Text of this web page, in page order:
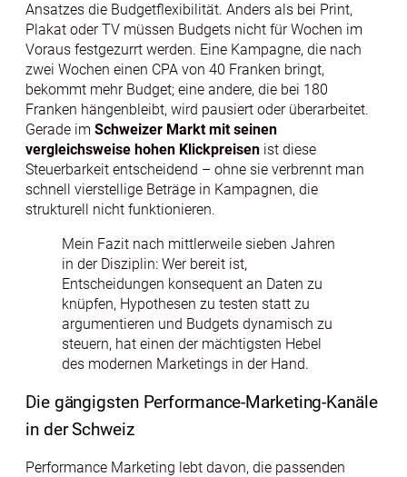
Ansatzes die Budgetflexibilität. Anders als bei Print,
Plakat oder TV müssen Budgets nicht für Wochen im
Voraus festgezurrt werden. Eine Kampagne, die nach
zwei Wochen einen CPA von 40 Franken bringt,
bekommt mehr Budget; eine andere, die bei 180
Franken hängenbleibt, wird pausiert oder überarbeitet.
Gerade im Schweizer Markt mit seinen
vergleichsweise hohen Klickpreisen ist diese
Steuerbarkeit entscheidend – ohne sie verbrennt man
schnell vierstellige Beträge in Kampagnen, die
strukturell nicht funktionieren.
Mein Fazit nach mittlerweile sieben Jahren
in der Disziplin: Wer bereit ist,
Entscheidungen konsequent an Daten zu
knüpfen, Hypothesen zu testen statt zu
argumentieren und Budgets dynamisch zu
steuern, hat einen der mächtigsten Hebel
des modernen Marketings in der Hand.
Die gängigsten Performance-Marketing-Kanäle
in der Schweiz
Performance Marketing lebt davon, die passenden